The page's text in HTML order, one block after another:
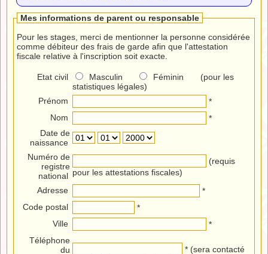
Mes informations de parent ou responsable
Pour les stages, merci de mentionner la personne considérée
comme débiteur des frais de garde afin que l'attestation
fiscale relative à l'inscription soit exacte.
Etat civil Masculin
Féminin (pour les
statistiques légales)
Prénom
*
Nom
*
Date de
naissance
Numéro de
registre
national
(requis
pour les attestations fiscales)
Adresse
*
Code postal
*
Ville
*
Téléphone
du
* (sera contacté